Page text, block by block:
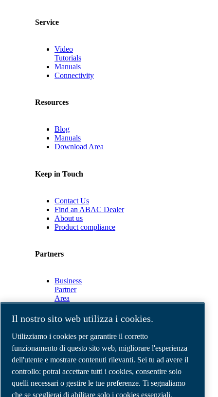
Service
Video
Tutorials
Manuals
Connectivity
Resources
Blog
Manuals
Download Area
Keep in Touch
Contact Us
Find an ABAC Dealer
About us
Product compliance
Partners
Business
Partner
Area
Connect
2.0
Business
ABAC
Media
Gallery
©2026 Compressori d'aria ABAC
Note legali e privacy
Il nostro sito web utilizza i cookies.
Utilizziamo i cookies per garantire il corretto
funzionamento di questo sito web, migliorare l'esperienza
dell'utente e mostrare contenuti rilevanti. Sei tu ad avere il
controllo: potrai accettare tutti i cookies, consentire solo
quelli necessari o gestire le tue preferenze. Ti segnaliamo
che se sceglierai di abilitare solo i cookies essenziali,